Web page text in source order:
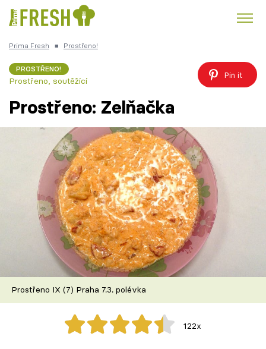
Česká kuchyně
Témata
Recepty
Články
TV Program
Škola vaření
Recepty z TV
Speciál: Cuketa
Prima Fresh ■ Prostřeno!
PROSTŘENO!
Prostřeno, soutěžící
Pin it
Prostřeno: Zelňačka
Prostřeno IX (7) Praha 7.3. polévka
122x